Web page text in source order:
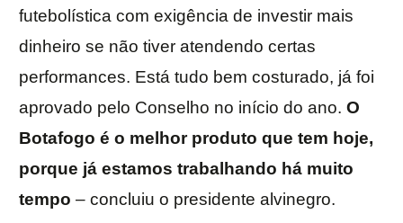
futebolística com exigência de investir mais
dinheiro se não tiver atendendo certas
performances. Está tudo bem costurado, já foi
aprovado pelo Conselho no início do ano. O
Botafogo é o melhor produto que tem hoje,
porque já estamos trabalhando há muito
tempo – concluiu o presidente alvinegro.